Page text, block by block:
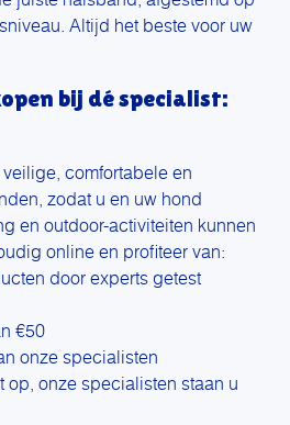
Altijd het beste voor uw
bij dé specialist:
comfortabele en
zodat u en uw hond
en outdoor-activiteiten kunnen
online en profiteer van:
door experts getest
€50
onze specialisten
op, onze specialisten staan u